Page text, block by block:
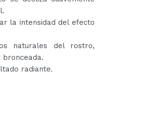
la intensidad del efecto
naturales del rostro,
bronceada.
radiante.